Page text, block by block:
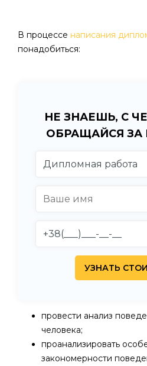
В процессе написания
понадобиться:
НЕ ЗНАЕШЬ, С
ОБРАЩАЙСЯ
провести анализ
человека;
проанализировать
закономерности